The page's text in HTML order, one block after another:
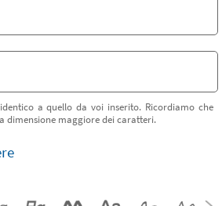
a quello da voi inserito. Ricordiamo che
dimensione maggiore dei caratteri.